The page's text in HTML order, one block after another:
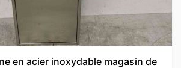
en acier inoxydable magasin de